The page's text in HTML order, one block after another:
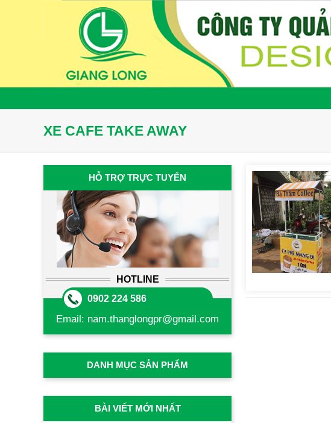
XE CAFE TAKE AWAY
HỖ TRỢ TRỰC TUYẾN
HOTLINE
0902 224 586
Email: nam.thanglongpr@gmail.com
DANH MỤC SẢN PHẨM
BÀI VIẾT MỚI NHẤT